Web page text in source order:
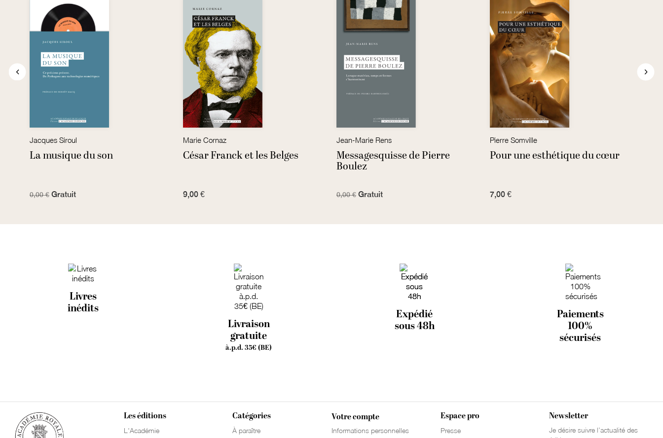
Jacques Siroul
La musique du son
0,00 € Gratuit
Marie Cornaz
César Franck et les Belges
9,00 €
Jean-Marie Rens
Messagesquisse de Pierre
Boulez
0,00 € Gratuit
Pierre Somville
Pour une esthétique du cœur
7,00 €
Livres
inédits
Livraison
gratuite
à.p.d. 35€ (BE)
Expédié
sous 48h
Paiements
100%
sécurisés
Les éditions
L'Académie
Catégories
À paraître
Votre compte
Informations personnelles
Espace pro
Presse
Newsletter
Je désire suivre l’actualité des